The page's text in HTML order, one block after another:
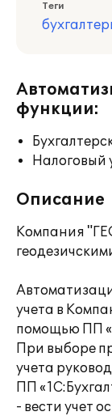
Теги
функции:
Налоговый
Описание
Компания
учета в
помощью ПП
При выборе
учета
ПП
- вести учет